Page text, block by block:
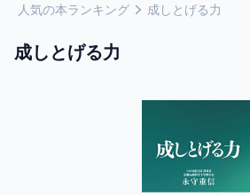
人気の本ランキング 成しとげる力
成しとげる力